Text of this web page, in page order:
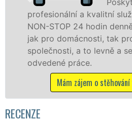
služby zajišťujeme
celém okresu
franchisové sítě
Nabízíme stěhovací
včetně víkendů a
Mám zájem o
RECENZE